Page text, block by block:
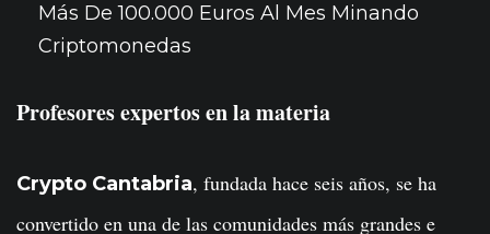
Más De 100.000 Euros Al Mes Minando
Criptomonedas
Profesores expertos en la materia
Crypto Cantabria, fundada hace seis años, se ha
convertido en una de las comunidades más grandes e